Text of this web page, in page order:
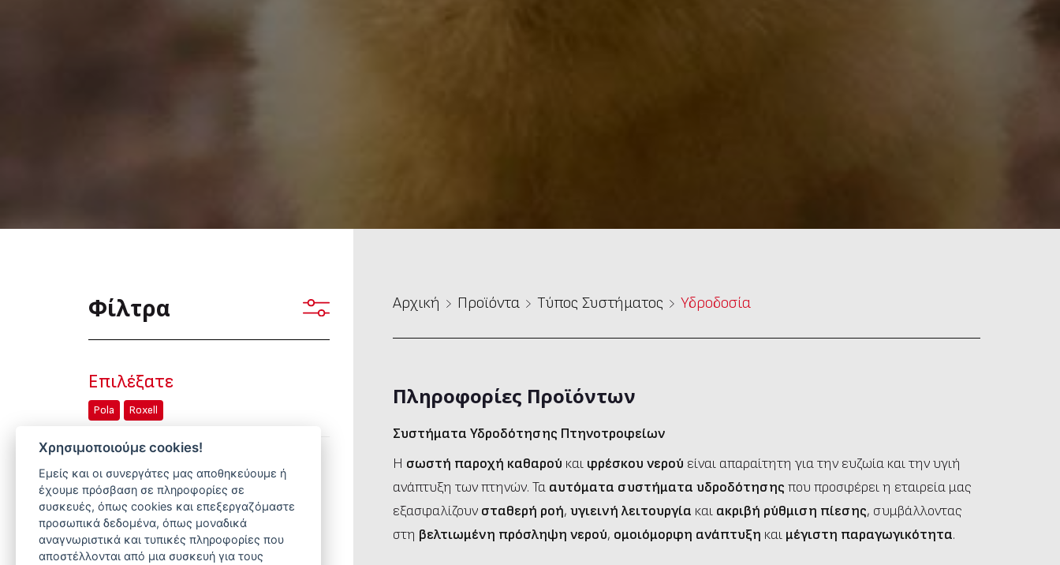
Φίλτρα
Επιλέξατε
Pola Roxell
Τύπος Συστήματος
Συστήματα Ταΐσματος
Αρχική Προϊόντα Τύπος Συστήματος Υδροδοσία
Πληροφορίες Προϊόντων
Συστήματα Υδροδότησης Πτηνοτροφείων
Η σωστή παροχή καθαρού και φρέσκου νερού είναι απαραίτητη για την ευζωία και την υγιή
ανάπτυξη των πτηνών. Τα αυτόματα συστήματα υδροδότησης που προσφέρει η εταιρεία μας
εξασφαλίζουν σταθερή ροή, υγιεινή λειτουργία και ακριβή ρύθμιση πίεσης, συμβάλλοντας
στη βελτιωμένη πρόσληψη νερού, ομοιόμορφη ανάπτυξη και μέγιστη παραγωγικότητα.
Χρησιμοποιούμε cookies!
Εμείς και οι συνεργάτες μας αποθηκεύουμε ή
έχουμε πρόσβαση σε πληροφορίες σε
συσκευές, όπως cookies και επεξεργαζόμαστε
προσωπικά δεδομένα, όπως μοναδικά
αναγνωριστικά και τυπικές πληροφορίες που
αποστέλλονται από μια συσκευή για τους